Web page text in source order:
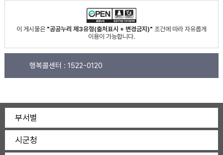
이 게시물은 "공공누리 제3유형(출처표시 + 변경금지)" 조건에 따라 자유롭게
이용이 가능합니다.
행복콜센터 : 1522-0120
부서별
시군청